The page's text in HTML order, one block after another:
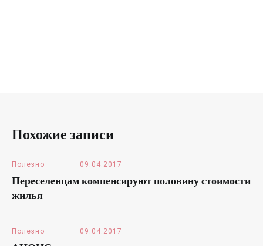
Похожие записи
Полезно 09.04.2017
Переселенцам компенсируют половину стоимости
жилья
Полезно 09.04.2017